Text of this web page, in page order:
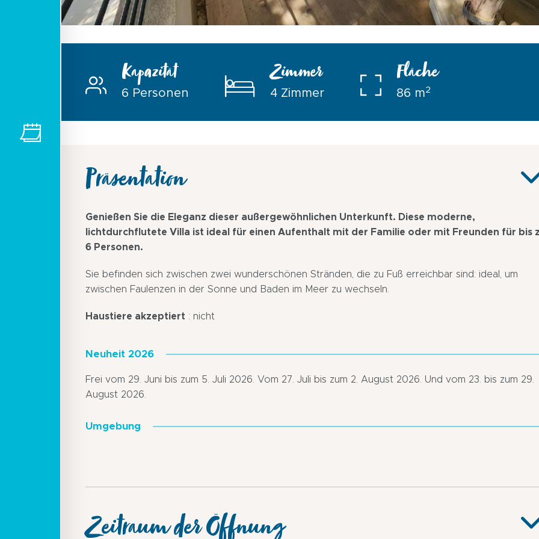
Kapazität
6 Personen
Zimmer
4 Zimmer
Fläche
86 m2
Präsentation
Genießen Sie die Eleganz dieser außergewöhnlichen Unterkunft. Diese moderne,
lichtdurchflutete Villa ist ideal für einen Aufenthalt mit der Familie oder mit Freunden für bis
6 Personen.
Sie befinden sich zwischen zwei wunderschönen Stränden, die zu Fuß erreichbar sind: ideal, um
zwischen Faulenzen in der Sonne und Baden im Meer zu wechseln.
Haustiere akzeptiert : nicht
Neuheit 2026
Frei vom 29. Juni bis zum 5. Juli 2026. Vom 27. Juli bis zum 2. August 2026. Und vom 23. bis zum 29.
August 2026.
Umgebung
Zeitraum der Öffnung